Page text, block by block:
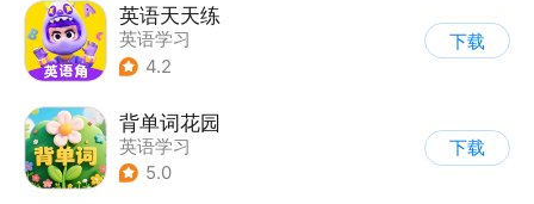
英语天天练
英语学习
4.2
下载
背单词花园
英语学习
5.0
下载